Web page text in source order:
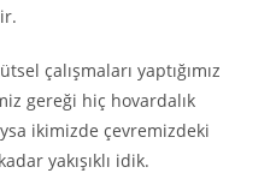
çalışmaları yaptığımız
gereği hiç hovardalık
ikimizde çevremizdeki
yakışıklı idik.